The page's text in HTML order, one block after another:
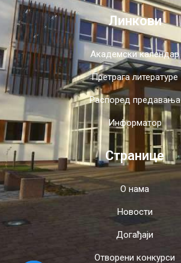
Линкови
Академски календар
Претрага литературе
Распоред предавања
Информатор
Странице
О нама
Новости
Догађаји
Отворени конкурси